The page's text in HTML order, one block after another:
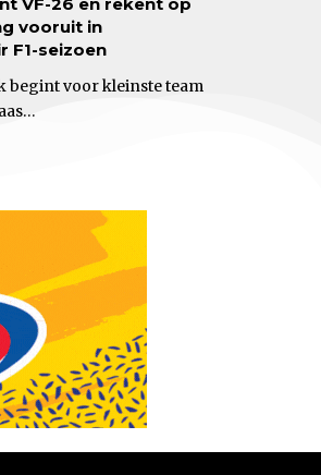
vooruit in
F1-seizoen
begint voor kleinste team